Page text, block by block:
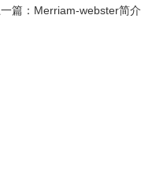
一篇： Merriam-webster简介